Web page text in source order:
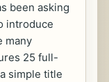
been asking
introduce
many
25 full-
simple title